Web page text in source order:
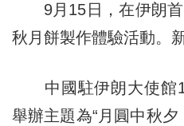
9月15日，在伊朗首
秋月餅製作體驗活動。
中國駐伊朗大使館
舉辦主題為“月圓中秋